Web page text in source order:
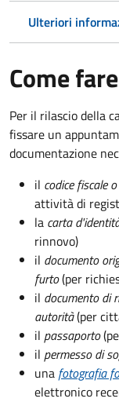
Ulteriori
Come fare
Per il rilascio della
fissare un
documentazione
il codice fiscale
attività di
la carta
rinnovo)
il documento
furto(per
il documento di
autorità(per
il passaporto
il permesso di
una fotografia
elettronico